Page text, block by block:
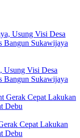
Usung Visi Desa
Bangun Sukawijaya
Cepat Lakukan
Debu